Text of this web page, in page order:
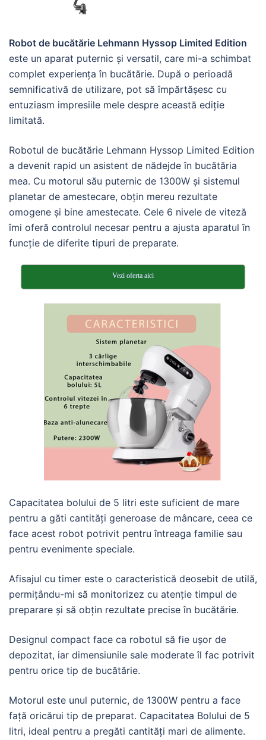
Robot de bucătărie Lehmann Hyssop Limited Edition
este un aparat puternic și versatil, care mi-a schimbat
complet experiența în bucătărie. După o perioadă
semnificativă de utilizare, pot să împărtășesc cu
entuziasm impresiile mele despre această ediție
limitată.
Robotul de bucătărie Lehmann Hyssop Limited Edition
a devenit rapid un asistent de nădejde în bucătăria
mea. Cu motorul său puternic de 1300W și sistemul
planetar de amestecare, obțin mereu rezultate
omogene și bine amestecate. Cele 6 nivele de viteză
îmi oferă controlul necesar pentru a ajusta aparatul în
funcție de diferite tipuri de preparate.
Vezi oferta aici
Capacitatea bolului de 5 litri este suficient de mare
pentru a găti cantități generoase de mâncare, ceea ce
face acest robot potrivit pentru întreaga familie sau
pentru evenimente speciale.
Afisajul cu timer este o caracteristică deosebit de utilă,
permițându-mi să monitorizez cu atenție timpul de
preparare și să obțin rezultate precise în bucătărie.
Designul compact face ca robotul să fie ușor de
depozitat, iar dimensiunile sale moderate îl fac potrivit
pentru orice tip de bucătărie.
Motorul este unul puternic, de 1300W pentru a face
față oricărui tip de preparat. Capacitatea Bolului de 5
litri, ideal pentru a pregăti cantități mari de alimente.